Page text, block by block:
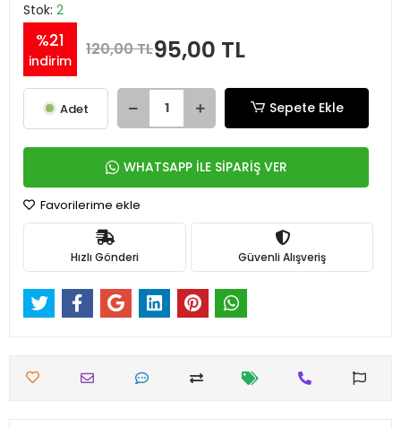
Stok: 2
%21
indirim
120,00 TL95,00 TL
Adet Sepete Ekle
WHATSAPP İLE SİPARİŞ VER
Favorilerime ekle
Hızlı Gönderi Güvenli Alışveriş